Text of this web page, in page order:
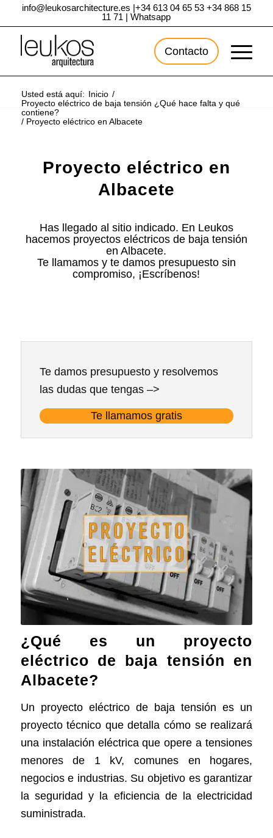
info@leukosarchitecture.es |+34 613 04 65 53 +34 868 15
11 71 |Whatsapp
Contacto
Usted está aquí: Inicio /
Proyecto eléctrico de baja tensión ¿Qué hace falta y qué
contiene?
/ Proyecto eléctrico en Albacete
Proyecto eléctrico en
Albacete
Has llegado al sitio indicado. En Leukos
hacemos proyectos eléctricos de baja tensión
en Albacete.
Te llamamos y te damos presupuesto sin
compromiso, ¡Escríbenos!
Te damos presupuesto y resolvemos
las dudas que tengas –>
Te llamamos gratis
¿Qué es un proyecto
eléctrico de baja tensión en
Albacete?
Un proyecto eléctrico de baja tensión es un
proyecto técnico que detalla cómo se realizará
una instalación eléctrica que opere a tensiones
menores de 1 kV, comunes en hogares,
negocios e industrias. Su objetivo es garantizar
la seguridad y la eficiencia de la electricidad
suministrada.